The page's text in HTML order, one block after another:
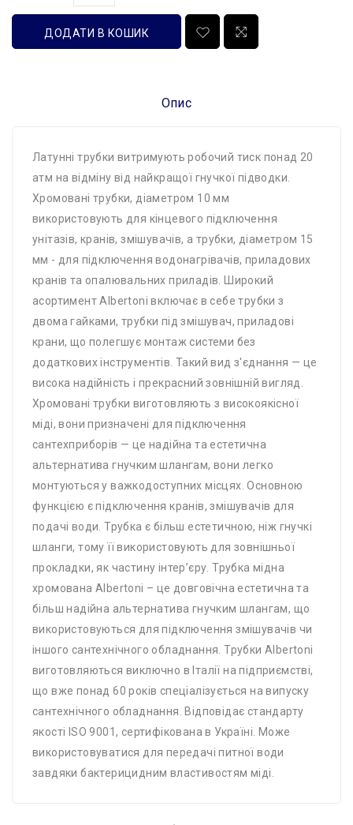
ДОДАТИ В КОШИК
Опис
Латунні трубки витримують робочий тиск понад 20
атм на відміну від найкращої гнучкої підводки.
Хромовані трубки, діаметром 10 мм
використовують для кінцевого підключення
унітазів, кранів, змішувачів, а трубки, діаметром 15
мм - для підключення водонагрівачів, приладових
кранів та опалювальних приладів. Широкий
асортимент Albertoni включає в себе трубки з
двома гайками, трубки під змішувач, приладові
крани, що полегшує монтаж системи без
додаткових інструментів. Такий вид з'єднання — це
висока надійність і прекрасний зовнішній вигляд.
Хромовані трубки виготовляють з високоякісної
міді, вони призначені для підключення
сантехприборів — це надійна та естетична
альтернатива гнучким шлангам, вони легко
монтуються у важкодоступних місцях. Основною
функцією є підключення кранів, змішувачів для
подачі води. Трубка є більш естетичною, ніж гнучкі
шланги, тому її використовують для зовнішньої
прокладки, як частину інтер’єру. Трубка мідна
хромована Albertoni – це довговічна естетична та
більш надійна альтернатива гнучким шлангам, що
використовуються для підключення змішувачів чи
іншого сантехнічного обладнання. Трубки Albertoni
виготовляються виключно в Італії на підприємстві,
що вже понад 60 років спеціалізується на випуску
сантехнічного обладнання. Відповідає стандарту
якості ISO 9001, сертифікована в Україні. Може
використовуватися для передачі питної води
завдяки бактерицидним властивостям міді.